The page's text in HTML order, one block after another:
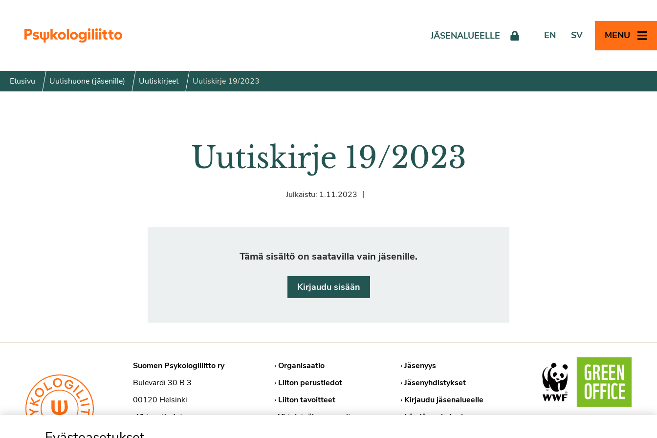
JÄSENALUEELLE EN SV MENU
Etusivu Uutishuone (jäsenille) Uutiskirjeet Uutiskirje 19/2023
Uutiskirje 19/2023
Julkaistu: 1.11.2023 |
Tämä sisältö on saatavilla vain jäsenille.
Kirjaudu sisään
Suomen Psykologiliitto ry
Bulevardi 30 B 3
00120 Helsinki
›Yhteystiedot
›Organisaatio
› Liiton perustiedot
› Liiton tavoitteet
›Yhteistyökumppanit
›Jäsenyys
›Jäsenyhdistykset
› Kirjaudu jäsenalueelle
›Löydä psykologi